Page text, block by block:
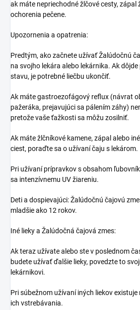
ak máte nepriechodné žlčové cesty, zápal
ochorenia pečene.
Upozornenia a opatrenia:
Predtým, ako začnete užívať Žalúdočnú
na svojho lekára alebo lekárnika. Ak
stavu, je potrebné liečbu ukončiť.
Ak máte gastroezofágový reflux (návrat
pažeráka, prejavujúci sa pálením záhy)
pretože vaše ťažkosti sa môžu zosilniť.
Ak máte žlčníkové kamene, zápal alebo
ciest, poraďte sa o užívaní čaju s lekárom.
Pri užívaní prípravkov s obsahom
sa intenzívnemu UV žiareniu.
Deti a dospievajúci: Žalúdočnú čajovú
mladšie ako 12 rokov.
Iné lieky a Žalúdočná čajová zmes:
Ak teraz užívate alebo ste v poslednom
budete užívať ďalšie lieky, povedzte to
lekárnikovi.
Pri súbežnom užívaní iných liekov
ich vstrebávania.